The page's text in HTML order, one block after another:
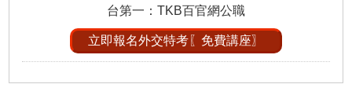
台第一：TKB百官網公職
立即報名外交特考〖免費講座〗